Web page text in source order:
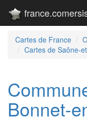
Cartes de France
Cartes de Saône-
Bonnet-